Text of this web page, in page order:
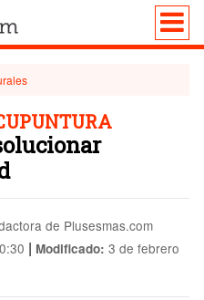
de Plusesmas.com
| Modificado: 3 de febrero